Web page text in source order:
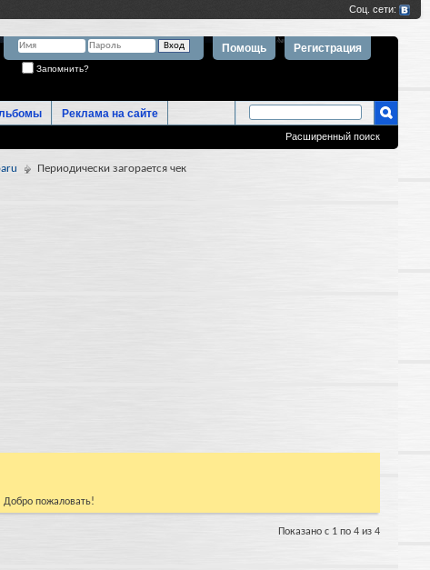
Регистрация
Помощь
Запомнить?
Реклама на сайте
Расширенный поиск
Периодически загорается чек
Добро пожаловать!
Показано с 1 по 4 из 4